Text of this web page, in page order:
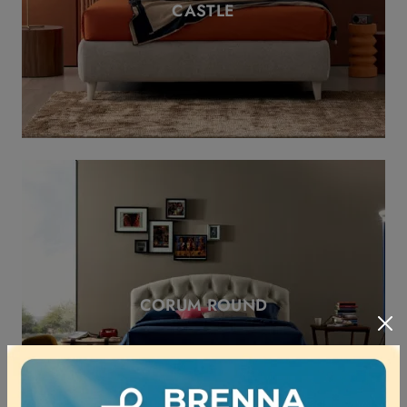
CASTLE
CORUM ROUND